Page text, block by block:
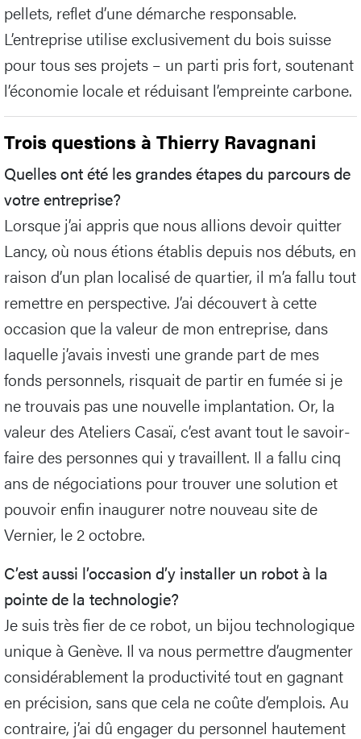
pellets, reflet d’une démarche responsable.
L’entreprise utilise exclusivement du bois suisse
pour tous ses projets – un parti pris fort, soutenant
l’économie locale et réduisant l’empreinte carbone.
Trois questions à Thierry Ravagnani
Quelles ont été les grandes étapes du parcours de
votre entreprise?
Lorsque j’ai appris que nous allions devoir quitter
Lancy, où nous étions établis depuis nos débuts, en
raison d’un plan localisé de quartier, il m’a fallu tout
remettre en perspective. J’ai découvert à cette
occasion que la valeur de mon entreprise, dans
laquelle j’avais investi une grande part de mes
fonds personnels, risquait de partir en fumée si je
ne trouvais pas une nouvelle implantation. Or, la
valeur des Ateliers Casaï, c’est avant tout le savoir-
faire des personnes qui y travaillent. Il a fallu cinq
ans de négociations pour trouver une solution et
pouvoir enfin inaugurer notre nouveau site de
Vernier, le 2 octobre.
C’est aussi l’occasion d’y installer un robot à la
pointe de la technologie?
Je suis très fier de ce robot, un bijou technologique
unique à Genève. Il va nous permettre d’augmenter
considérablement la productivité tout en gagnant
en précision, sans que cela ne coûte d’emplois. Au
contraire, j’ai dû engager du personnel hautement